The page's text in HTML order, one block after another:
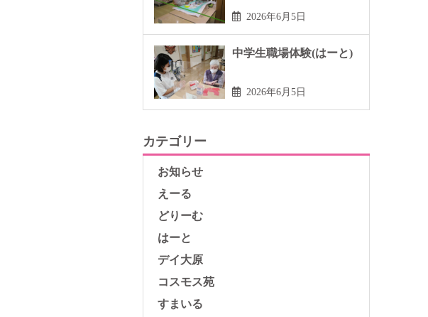
2026年6月5日
中学生職場体験(はーと)
2026年6月5日
カテゴリー
お知らせ
えーる
どりーむ
はーと
デイ大原
コスモス苑
すまいる